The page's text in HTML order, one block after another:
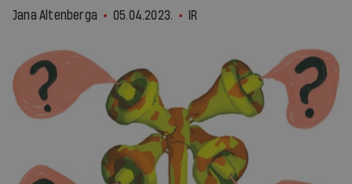
Jana Altenberga 05.04.2023. IR